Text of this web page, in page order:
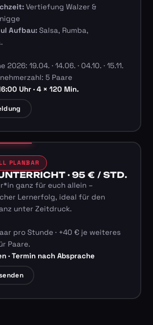
Vertiefung Walzer &
Aufbau:Salsa, Rumba,
19.04. · 14.06. · 04.10. · 15.11.
5 Paare
Uhr · 4 × 120 Min.
PLANBAR
· 95 € / STD.
ganz für euch allein –
Lernerfolg, ideal für den
unter Zeitdruck.
pro Stunde · +40 € je weiteres
Paare.
· Termin nach Absprache